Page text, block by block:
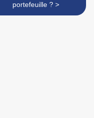
portefeuille ? >